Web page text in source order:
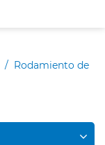
/ Rodamiento de